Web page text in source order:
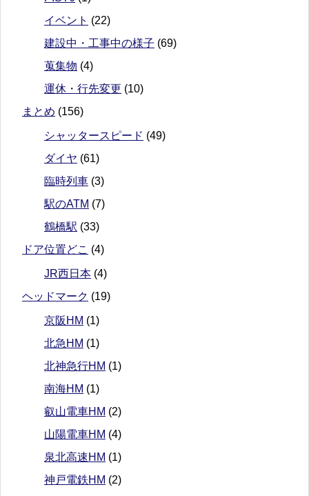
イベント (22)
建設中・工事中の様子 (69)
蒐集物 (4)
運休・行先変更 (10)
まとめ (156)
シャッタースピード (49)
ダイヤ (61)
臨時列車 (3)
駅のATM (7)
鶴橋駅 (33)
ドア位置どこ (4)
JR西日本 (4)
ヘッドマーク (19)
京阪HM (1)
北急HM (1)
北神急行HM (1)
南海HM (1)
叡山電車HM (2)
山陽電車HM (4)
泉北高速HM (1)
神戸電鉄HM (2)